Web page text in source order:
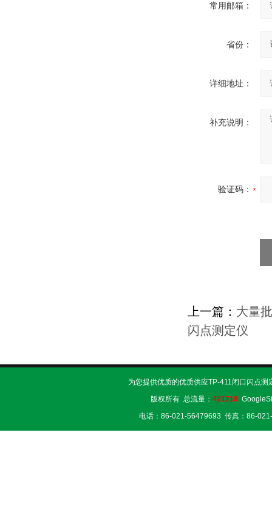
常用邮箱：
省份：
详细地址：
补充说明：
验证码：
上一篇： 大量
闪点测定仪
为您提供优质的优质供应TP-411闭口闪点
版权所有 总流量： 421718
电话：86-021-56479693 传真：86-